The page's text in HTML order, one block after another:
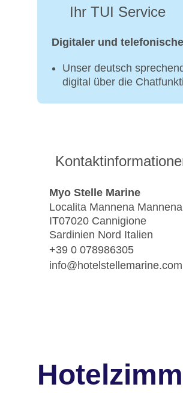
Ihr TUI Service
Digitaler und
Unser deutsch
digital über die
Myo Stelle Marine
Localita Mannena
IT07020 Cannigione
Sardinien Nord Italien
+39 0 078986305
info@hotelstellemarine.com